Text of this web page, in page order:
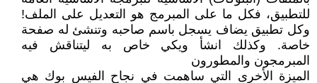
للتطبيق، فكل ما على المبرمج هو التعديل على الملف!
وكل تطبيق يضاف يسجل باسم صاحبه وتنشئ له صفحة
خاصة. وكذلك انشأ ويكي خاص به ليتناقش فيه
المبرمجون والمطورون
الميزة الأخرى التي ساهمت في نجاح الفيس بوك هي